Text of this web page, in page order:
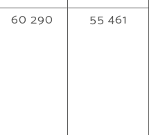
60 290 55 461